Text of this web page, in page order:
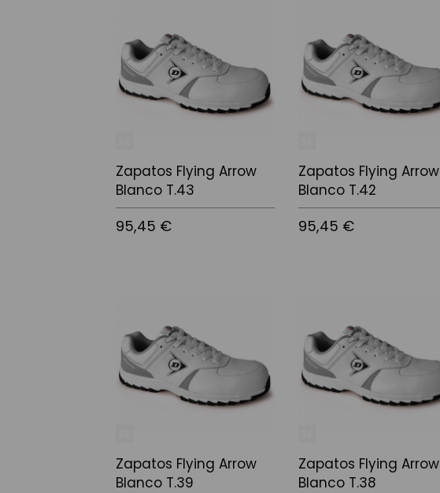
Zapatos Flying Arrow
Blanco T.43
95,45 €
Zapatos Flying Arrow
Blanco T.42
95,45 €
Zapatos Flying Arrow
Blanco T.39
Zapatos Flying Arrow
Blanco T.38